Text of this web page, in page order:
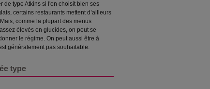
de type Atkins si l'on choisit bien ses
certains restaurants mettent d’ailleurs
comme la plupart des menus
élevés en glucides, on peut se
le régime. On peut aussi être à
généralement pas souhaitable.
type